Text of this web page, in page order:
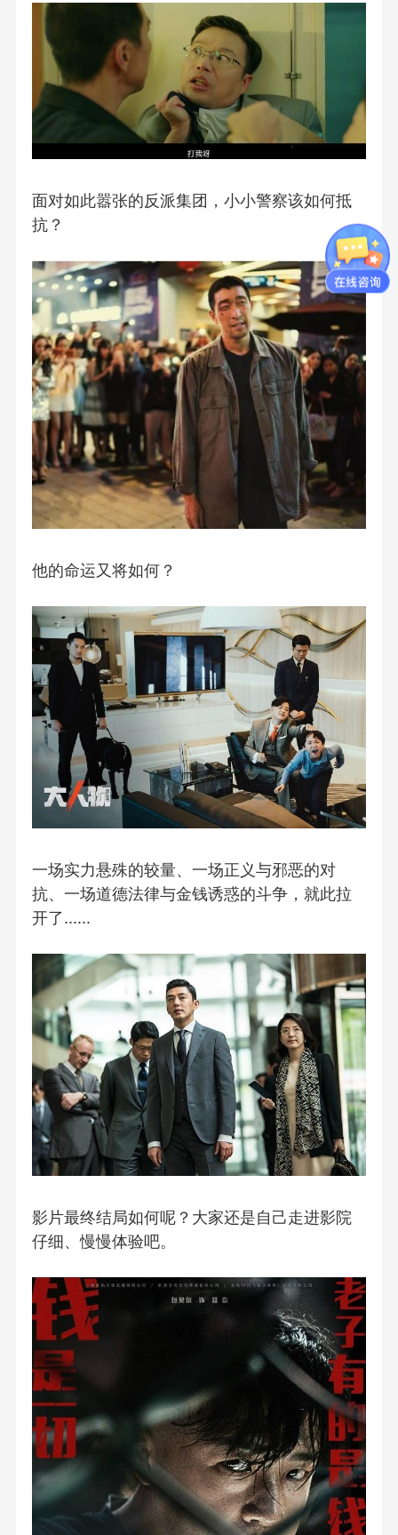
面对如此嚣张的反派集团，小小警察该如何抵
抗？
他的命运又将如何？
一场实力悬殊的较量、一场正义与邪恶的对
抗、一场道德法律与金钱诱惑的斗争，就此拉
开了......
影片最终结局如何呢？大家还是自己走进影院
仔细、慢慢体验吧。